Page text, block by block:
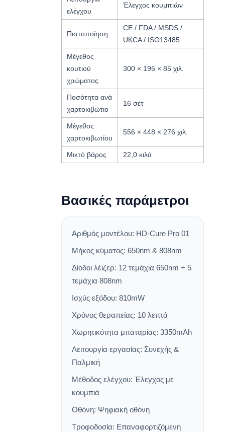
ελέγχου
Έλεγχος κουμπιών
Πιστοποίηση
CE / FDA / MSDS /
UKCA / ISO13485
Μέγεθος
κουτιού
χρώματος
300 × 195 × 85 χιλ.
Ποσότητα ανά
χαρτοκιβώτιο
16 σετ
Μέγεθος
χαρτοκιβωτίου
556 × 448 × 276 χιλ.
Μικτό βάρος 22,0 κιλά
Βασικές παράμετροι
Αριθμός μοντέλου: HD-Cure Pro 01
Μήκος κύματος: 650nm & 808nm
Δίοδοι λέιζερ: 12 τεμάχια 650nm + 5
τεμάχια 808nm
Ισχύς εξόδου: 810mW
Χρόνος θεραπείας: 10 λεπτά
Χωρητικότητα μπαταρίας: 3350mAh
Λειτουργία εργασίας: Συνεχής &
Παλμική
Μέθοδος ελέγχου: Έλεγχος με
κουμπιά
Οθόνη: Ψηφιακή οθόνη
Τροφοδοσία: Επαναφορτιζόμενη